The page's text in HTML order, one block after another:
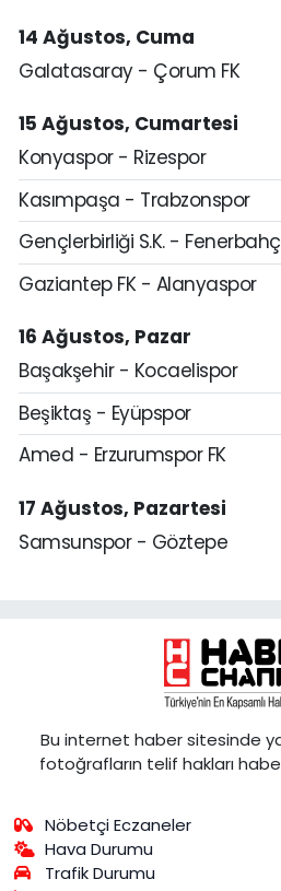
14 Ağustos, Cuma
Galatasaray - Çorum FK
15 Ağustos, Cumartesi
Konyaspor - Rizespor
Kasımpaşa - Trabzonspor
Gençlerbirliği S.K. -
Gaziantep FK - Alanyaspor
16 Ağustos, Pazar
Başakşehir - Kocaelispor
Beşiktaş - Eyüpspor
Amed - Erzurumspor FK
17 Ağustos, Pazartesi
Samsunspor - Göztepe
Bu internet haber sitesinde
fotoğrafların telif hakları
Nöbetçi Eczaneler
Hava Durumu
Trafik Durumu